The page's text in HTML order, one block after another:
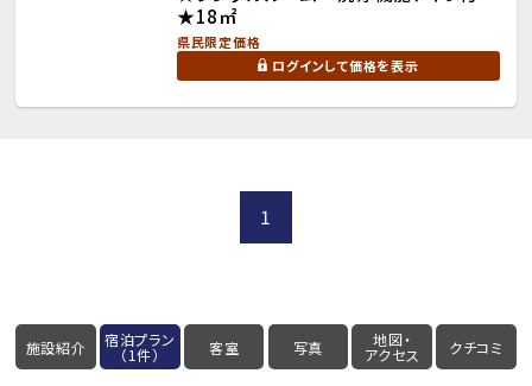
★18㎡
県民限定価格
ログインして価格を表示
1
施設紹介 宿泊プラン
（1件） 客室 写真 地図・
アクセス クチコミ